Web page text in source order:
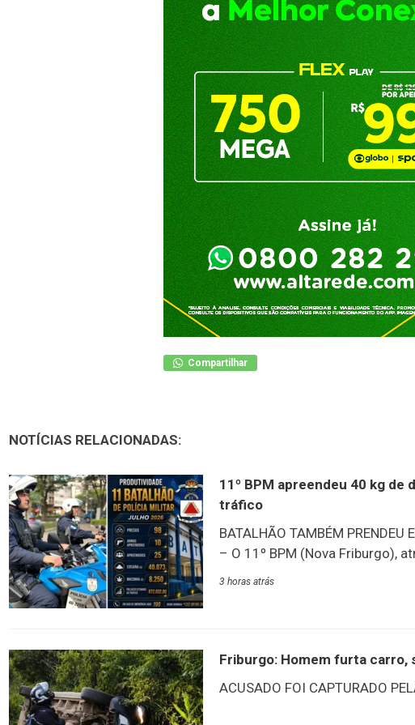
Compartilhar
NOTÍCIAS RELACIONADAS:
11º BPM apreendeu 40 kg de
tráfico
BATALHÃO TAMBÉM PRENDEU
– O 11º BPM (Nova Friburgo),
balanço de produtividade de
suspeitos em julho: 98 presos
adolescentes apreendidos10
3 horas atrás
Friburgo: Homem furta carro,
ACUSADO FOI CAPTURADO